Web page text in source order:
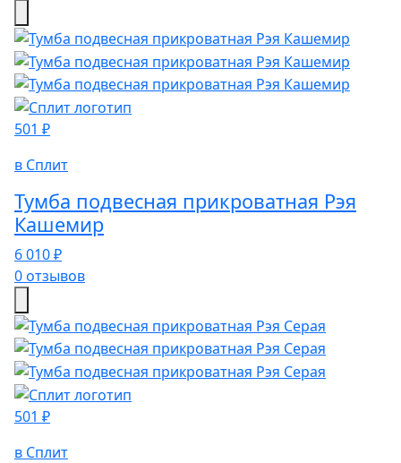
501 ₽
в Сплит
Тумба подвесная прикроватная Рэя
Кашемир
6 010 ₽
0 отзывов
501 ₽
в Сплит